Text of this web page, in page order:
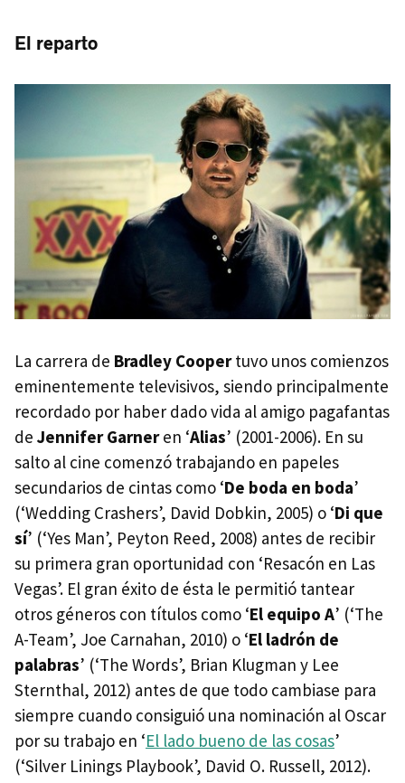
El reparto
La carrera de Bradley Coopertuvo unos comienzos
eminentemente televisivos, siendo principalmente
recordado por haber dado vida al amigo pagafantas
de Jennifer Garneren ‘Alias’ (2001-2006). En su
salto al cine comenzó trabajando en papeles
secundarios de cintas como ‘De boda en boda’
(‘Wedding Crashers’, David Dobkin, 2005) o ‘Di que
sí’ (‘Yes Man’, Peyton Reed, 2008) antes de recibir
su primera gran oportunidad con ‘Resacón en Las
Vegas’. El gran éxito de ésta le permitió tantear
otros géneros con títulos como ‘El equipo A’ (‘The
A-Team’, Joe Carnahan, 2010) o ‘El ladrón de
palabras’ (‘The Words’, Brian Klugman y Lee
Sternthal, 2012) antes de que todo cambiase para
siempre cuando consiguió una nominación al Oscar
por su trabajo en ‘El lado bueno de las cosas’
(‘Silver Linings Playbook’, David O. Russell, 2012).